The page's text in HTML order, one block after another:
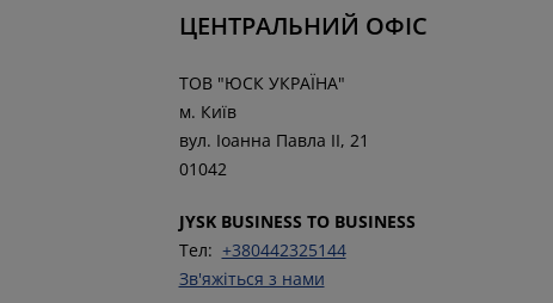
ЦЕНТРАЛЬНИЙ ОФІС
ТОВ "ЮСК УКРАЇНА"
м. Київ
вул. Іоанна Павла ІІ, 21
01042
JYSK BUSINESS TO BUSINESS
Тел: +380442325144
Зв'яжіться з нами